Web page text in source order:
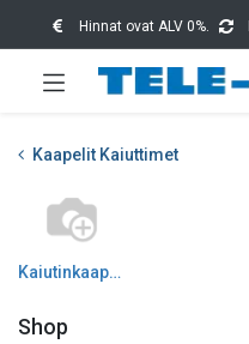
Hinnat ovat ALV 0%.
Kaapelit Kaiuttimet
Kaiutinkaapelit
Shop